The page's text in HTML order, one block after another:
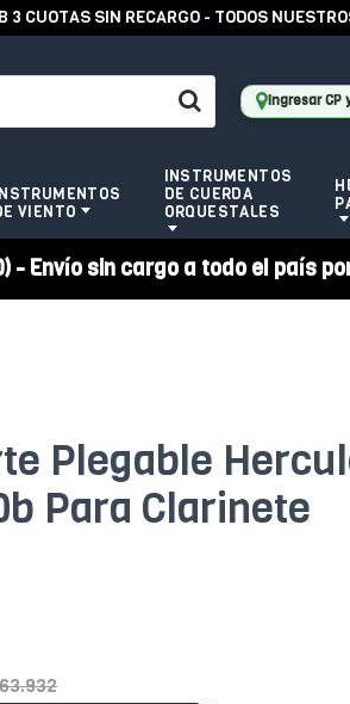
SIN RECARGO - TODOS NUESTROS
Ingresar CP
VIENTO
INSTRUMENTOS
DE CUERDA
ORQUESTALES
- Envío sin cargo a todo el país
Plegable
Para Clarinete